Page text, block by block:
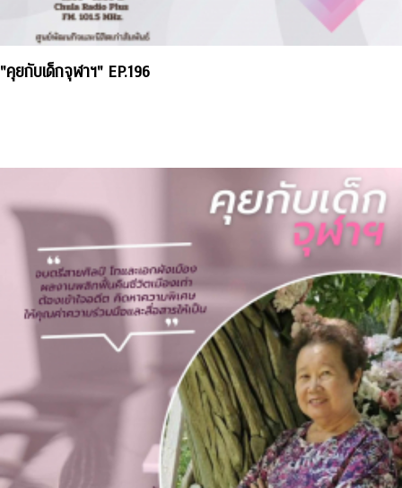
"คุยกับเด็กจุฬาฯ" EP.196